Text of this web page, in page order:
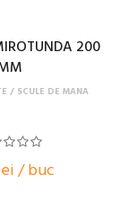
200
/ buc
SCULE DE MANA